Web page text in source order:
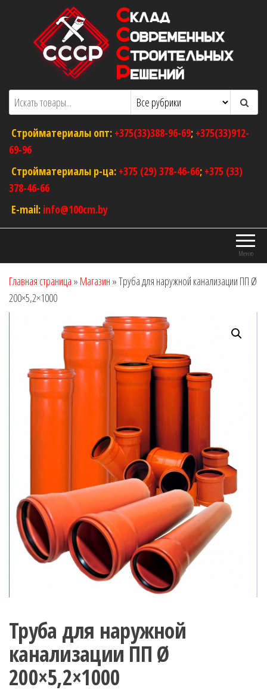
содержимому
ООО "Склад Современных Строительных
Решений"
Оптовый магазин строительных
материалов
Стройматериалы опт: +375(33)388-96-69; +375(33)912-
69-96
Стройматериалы р-ца: +375 (29) 378-46-66; +375 (33)
378-46-66
E-mail: info@100cm.by
Меню
Главная страница » Магазин »Труба для наружной канализации ПП Ø
200×5,2×1000
Труба для наружной
канализации ПП Ø
200×5,2×1000